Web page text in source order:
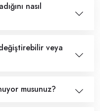
nasıl
veya
musunuz?